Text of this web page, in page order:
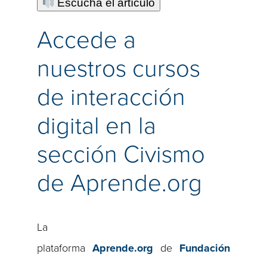
Escucha el artículo
Accede a
nuestros cursos
de interacción
digital en la
sección Civismo
de Aprende.org
La
plataformaAprende.org de Fundación